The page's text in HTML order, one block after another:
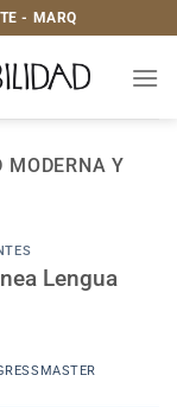
- MARQ
MODERNA Y
Lengua